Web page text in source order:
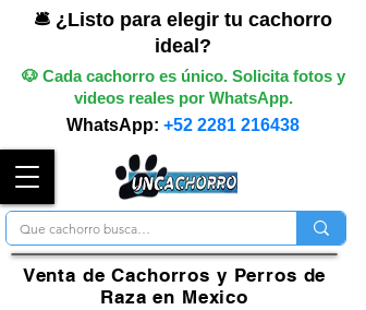
🛎️ ¿Listo para elegir tu cachorro
ideal?
🐶 Cada cachorro es único. Solicita fotos y
videos reales por WhatsApp.
WhatsApp: +52 2281 216438
Venta de Cachorros y Perros de
Raza en Mexico